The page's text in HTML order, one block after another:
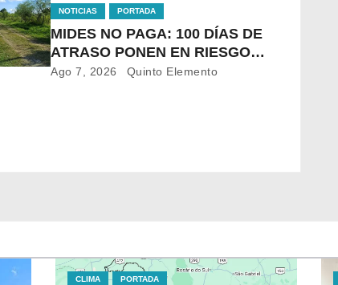
NOTICIAS PORTADA
MIDES NO PAGA: 100 DÍAS DE
ATRASO PONEN EN RIESGO
LACONTINUIDAD DE
Ago 7, 2026 Quinto Elemento
CLIMA PORTADA